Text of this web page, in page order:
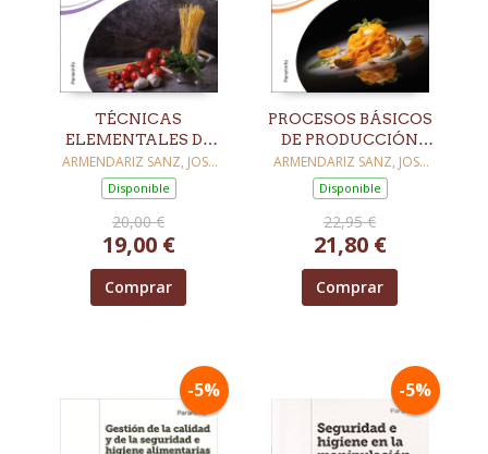
TÉCNICAS
ELEMENTALES DE
PREELABORACIÓN
2.ª EDICIÓN 2023
ARMENDARIZ SANZ, JOSE
LUIS
Disponible
20,00 €
19,00 €
Comprar
PROCESOS BÁSICOS
DE PRODUCCIÓN
CULINARIA 2.ª
EDICIÓN 2023
ARMENDARIZ SANZ, JOSE
LUIS
Disponible
22,95 €
21,80 €
Comprar
-5% -5%